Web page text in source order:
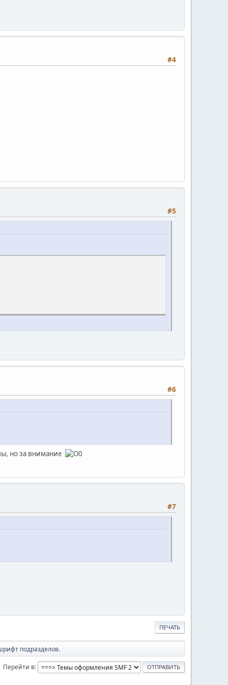
#4
#5
#6
но за внимание
#7
ПЕЧАТЬ
подразделов.
Перейти в